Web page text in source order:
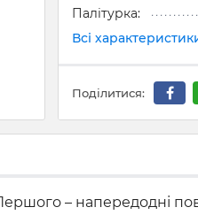
Палітурка:
Всі
Поділитися:
– напередодні